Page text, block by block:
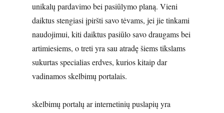
unikalų pardavimo bei pasiūlymo planą. Vieni
daiktus stengiasi įpiršti savo tėvams, jei jie tinkami
naudojimui, kiti daiktus pasiūlo savo draugams bei
artimiesiems, o treti yra sau atradę šiems tikslams
sukurtas specialias erdves, kurios kitaip dar
vadinamos skelbimų portalais.
skelbimų portalų ar internetinių puslapių yra